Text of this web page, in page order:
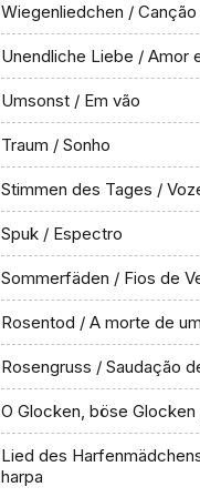
Wiegenliedchen /
Unendliche Liebe / Amor
Umsonst / Em vão
Traum / Sonho
Stimmen des Tages /
Spuk / Espectro
Sommerfäden / Fios de
Rosentod / A morte de
Rosengruss / Saudação
O Glocken, böse
Lied des
harpa